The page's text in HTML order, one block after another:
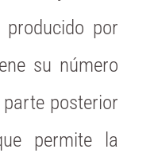
por
su número
posterior
permite la